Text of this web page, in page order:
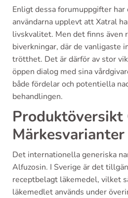
Enligt dessa forumuppgifter
användarna upplevt att Xatral
livskvalitet. Men det finns även
biverkningar, där de vanligaste
trötthet. Det är därför av stor
öppen dialog med sina
både fördelar och potentiella
behandlingen.
Produktöversikt
Märkesvarianter
Det internationella generiska
Alfuzosin. I Sverige är det
receptbelagt läkemedel, vilket
läkemedlet används under